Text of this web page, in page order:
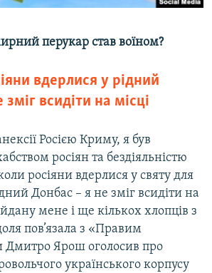
перукар став воїном?
вдерлися у рідний
всидіти на місці
Росією Криму, я був
росіян та бездіяльністю
росіяни вдерлися у святу для
Донбас – я не зміг всидіти на
мене і ще кількох хлопців з
пов’язала з «Правим
Дмитро Ярош оголосив про
українського корпусу